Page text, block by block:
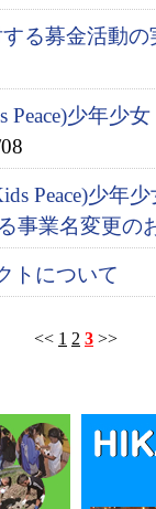
る募金活動
Peace)少年少
Peace)少
事業名変更の
トについて
<< 1 2 3 >>